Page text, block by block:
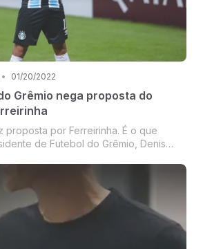
• 01/20/2022
Grêmio nega proposta do
proposta por Ferreirinha. É o que
de Futebol do Grêmio, Denis